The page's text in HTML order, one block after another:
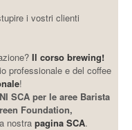
i vostri clienti
Il corso brewing!
professionale e del coffee
!
SCA per le aree Barista
Foundation,
nostrapagina SCA.